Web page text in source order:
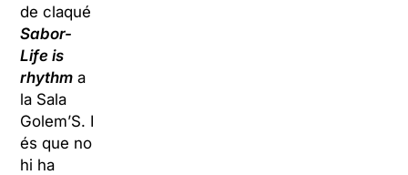
de claqué
Sabor-
Life is
rhythm a
la Sala
Golem’S. I
és que no
hi ha